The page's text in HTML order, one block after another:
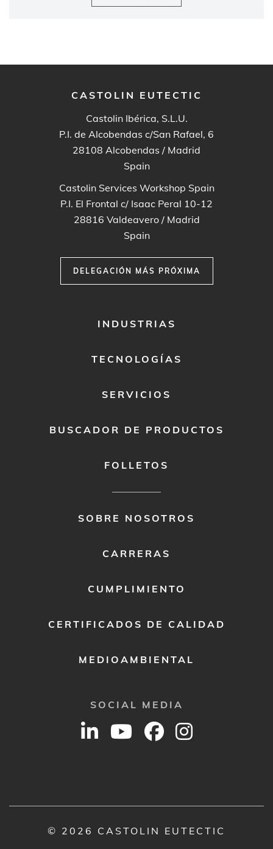
CASTOLIN EUTECTIC
Castolin Ibérica, S.L.U.
P.I. de Alcobendas c/San Rafael, 6
28108 Alcobendas / Madrid
Spain
Castolin Services Workshop Spain
P.I. El Frontal c/ Isaac Peral 10-12
28816 Valdeavero / Madrid
Spain
DELEGACIÓN MÁS PRÓXIMA
INDUSTRIAS
TECNOLOGÍAS
SERVICIOS
BUSCADOR DE PRODUCTOS
FOLLETOS
SOBRE NOSOTROS
CARRERAS
CUMPLIMIENTO
CERTIFICADOS DE CALIDAD
MEDIOAMBIENTAL
SOCIAL MEDIA
© 2026 CASTOLIN EUTECTIC